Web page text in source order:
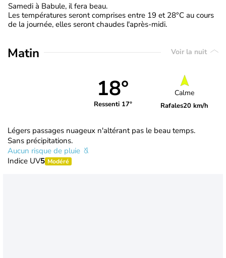
Samedi à Babule, il fera beau.
Les températures seront comprises entre 19 et 28°C au cours
de la journée, elles seront chaudes l'après-midi.
Matin Voir la nuit
18°
Ressenti 17°
Calme
Rafales20 km/h
Légers passages nuageux n'altérant pas le beau temps.
Sans précipitations.
Aucun risque de pluie
Indice UV5 Modéré